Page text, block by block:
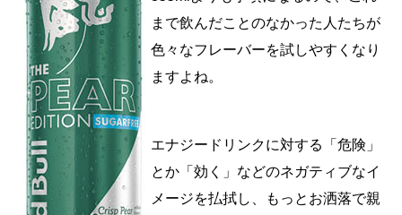
まで飲んだことのなかった人たちが
色々なフレーバーを試しやすくなり
ますよね。
エナジードリンクに対する「危険」
とか「効く」などのネガティブなイ
メージを払拭し、もっとお洒落で親